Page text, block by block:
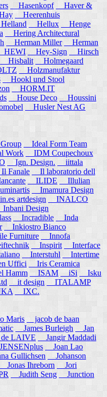
Hasenkopf
Haver &
Heerenhuis
Hellux
Henge
Hering Architectural
Herman Miller
Herman
HEWI Hey-Sign
Hirsch
Hisbalit
Holmegaard
Holzmanufaktur
Hookl und Stool
HORM.IT
House Deco
Houssini
Husler Nest AG
Ideal Form Team
Work
IDM Coupechoux
Ign. Design.
iittala
Fanale
Il laboratorio dell
ILIDE
Illulian
Imamura Design
artdesign
INALCO
Design
Incradible
Inda
Inkiostro Bianco
Furniture
Innofa
Inspirit
Interface
Interstuhl
Intertime
Uffici
Iris Ceramica
Hamm ISAM iSi Isku
it design
ITALAMP
IXC.
Maris
jacob de baan
James Burleigh
Jan
LAIVE
Jangir Maddadi
Joan Lao
Gullichsen
Johanson
Jonas Ihreborn
Jori
Judith Seng
Junction